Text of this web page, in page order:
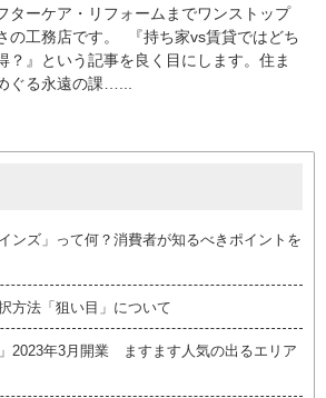
ターケア・リフォームまでワンストップ
の工務店です。 『持ち家vs賃貸ではどち
？』という記事を良く目にします。住ま
ぐる永遠の課…...
ンズ」って何？消費者が知るべきポイントを
方法「狙い目」について
」2023年3月開業 ますます人気の出るエリア